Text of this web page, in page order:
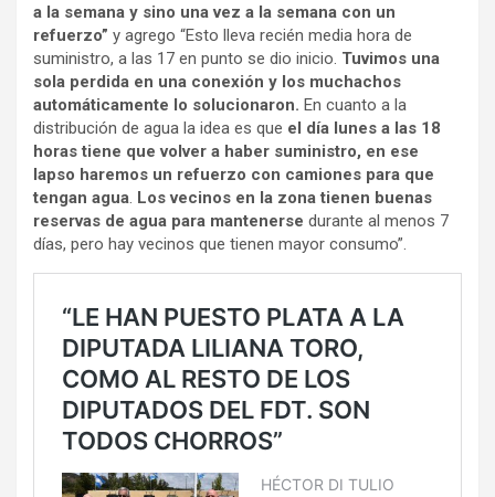
a la semana y sino una vez a la semana con un
refuerzo” y agrego “Esto lleva recién media hora de
suministro, a las 17 en punto se dio inicio. Tuvimos una
sola perdida en una conexión y los muchachos
automáticamente lo solucionaron. En cuanto a la
distribución de agua la idea es que el día lunes a las 18
horas tiene que volver a haber suministro, en ese
lapso haremos un refuerzo con camiones para que
tengan agua. Los vecinos en la zona tienen buenas
reservas de agua para mantenerse durante al menos 7
días, pero hay vecinos que tienen mayor consumo”.